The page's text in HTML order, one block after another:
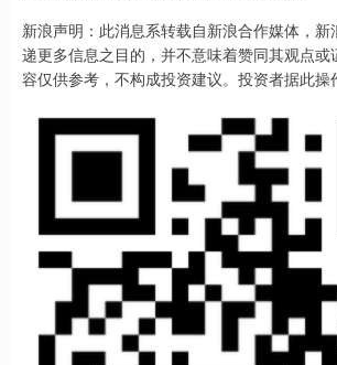
新浪声明：此消息系转载自新浪合作媒体，
递更多信息之目的，并不意味着赞同其观点或
容仅供参考，不构成投资建议。投资者据此操